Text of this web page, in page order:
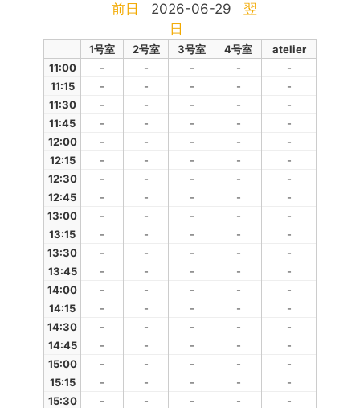
前日 2026-06-29
翌
日
1号室 2号室 3号室 4号室
atelier
11:00
- - - -
-
11:15
- - - -
-
11:30
- - - -
-
11:45
- - - -
-
12:00
- - - -
-
12:15
- - - -
-
12:30
- - - -
-
12:45
- - - -
-
13:00
- - - -
-
13:15
- - - -
-
13:30
- - - -
-
13:45
- - - -
-
14:00
- - - -
-
14:15
- - - -
-
14:30
- - - -
-
14:45
- - - -
-
15:00
- - - -
-
15:15
- - - -
-
15:30
- - - -
-